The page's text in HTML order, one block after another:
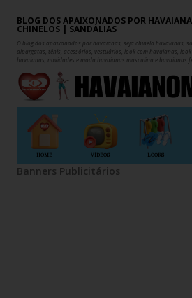
Pular para o conteúdo
BLOG DOS APAIXONADOS POR
CHINELOS | SANDÁLIAS
O blog dos apaixonados por havaianas, seja chinelo havaianas,
alpargatas, tênis, acessórios, vestuários, look com havaianas,
havaianas, novidades e moda havaianas masculina e havaianas
HOME VÍDEOS LOOKS
Banners Publicitários